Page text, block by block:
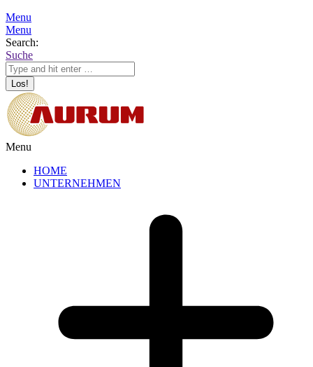
Menu
Menu
Search:
Suche
Menu
HOME
UNTERNEHMEN